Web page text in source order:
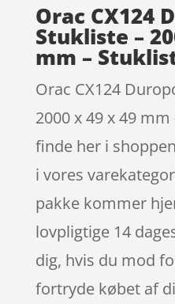
Orac CX124
Stukliste –
mm –
Orac CX124
2000 x 49 x 49
finde her i
i vores
pakke kommer
lovpligtige 14
dig, hvis du mod
fortryde købet af